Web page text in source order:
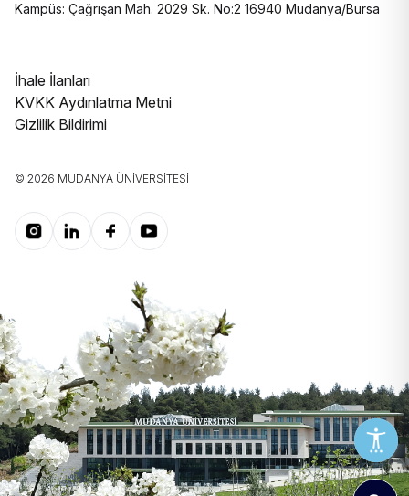
Kampüs: Çağrışan Mah. 2029 Sk. No:2 16940 Mudanya/Bursa
İhale İlanları
KVKK Aydınlatma Metni
Gizlilik Bildirimi
© 2026 MUDANYA ÜNIVERSITESI